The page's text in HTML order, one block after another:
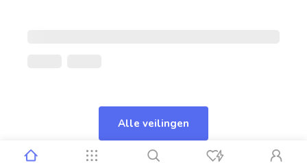
Alle veilingen